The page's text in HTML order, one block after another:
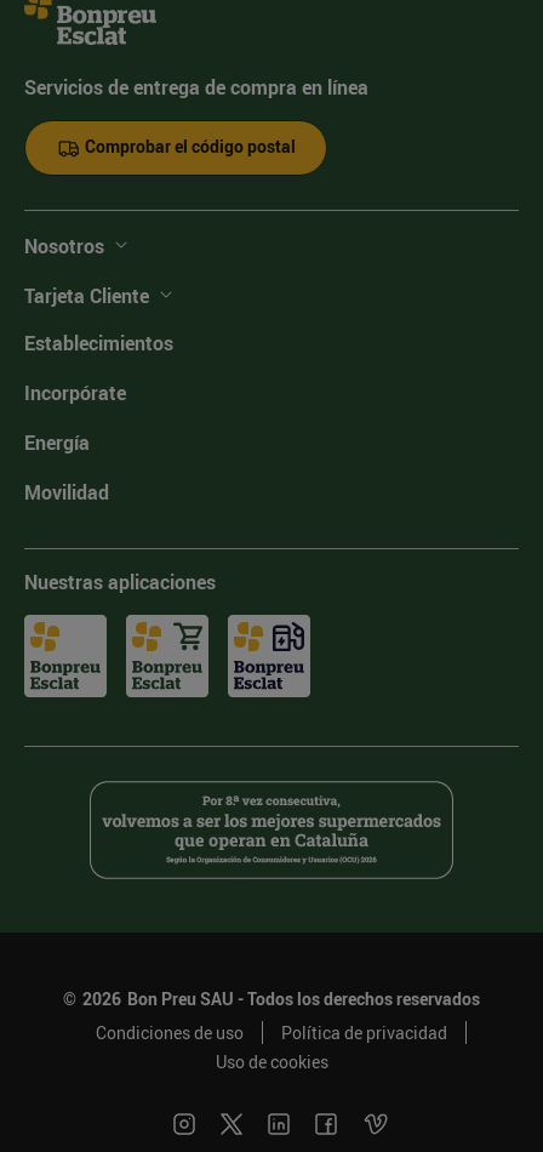
Servicios de entrega de compra en línea
Comprobar el código postal
Nosotros
Tarjeta Cliente
Establecimientos
Incorpórate
Energía
Movilidad
Nuestras aplicaciones
© 2026 Bon Preu SAU - Todos los derechos reservados
Condiciones de uso
Política de privacidad
Uso de cookies